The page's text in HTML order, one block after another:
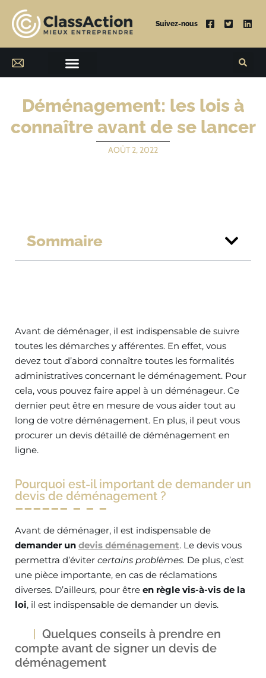
Suivez-nous
Déménagement: les lois à
connaître avant de se lancer
AOÛT 2, 2022
Sommaire
Avant de déménager, il est indispensable de suivre
toutes les démarches y afférentes. En effet, vous
devez tout d’abord connaître toutes les formalités
administratives concernant le déménagement. Pour
cela, vous pouvez faire appel à un déménageur. Ce
dernier peut être en mesure de vous aider tout au
long de votre déménagement. En plus, il peut vous
procurer un devis détaillé de déménagement en
ligne.
Pourquoi est-il important de demander un
devis de déménagement ?
Avant de déménager, il est indispensable de
demander un devis déménagement. Le devis vous
permettra d’éviter certains problèmes. De plus, c’est
une pièce importante, en cas de réclamations
diverses. D’ailleurs, pour être en règle vis-à-vis de la
loi, il est indispensable de demander un devis.
Quelques conseils à prendre en
compte avant de signer un devis de
déménagement